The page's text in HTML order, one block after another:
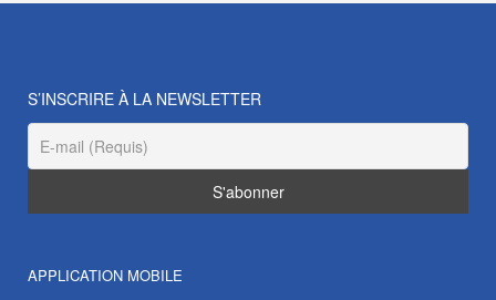
S’INSCRIRE À LA NEWSLETTER
APPLICATION MOBILE